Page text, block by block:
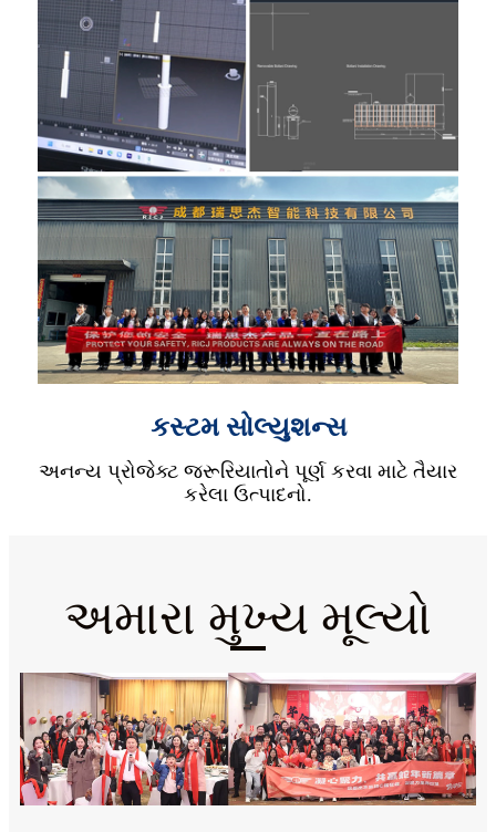
કસ્ટમ સોલ્યુશન્સ
અનન્ય પ્રોજેક્ટ જરૂરિયાતોને પૂર્ણ કરવા માટે તૈયાર
કરેલા ઉત્પાદનો.
અમારા મુખ્ય મૂલ્યો